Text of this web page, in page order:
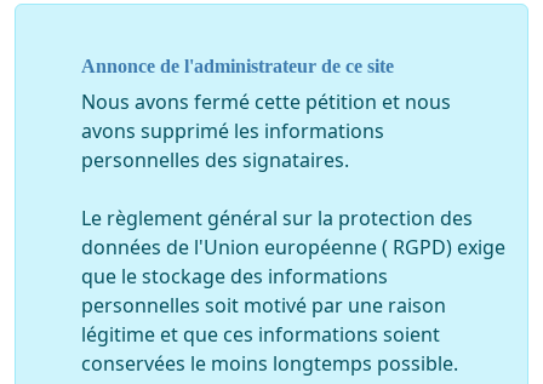
Annonce de l'administrateur de ce site
Nous avons fermé cette pétition et nous
avons supprimé les informations
personnelles des signataires.
Le règlement général sur la protection des
données de l'Union européenne ( RGPD) exige
que le stockage des informations
personnelles soit motivé par une raison
légitime et que ces informations soient
conservées le moins longtemps possible.